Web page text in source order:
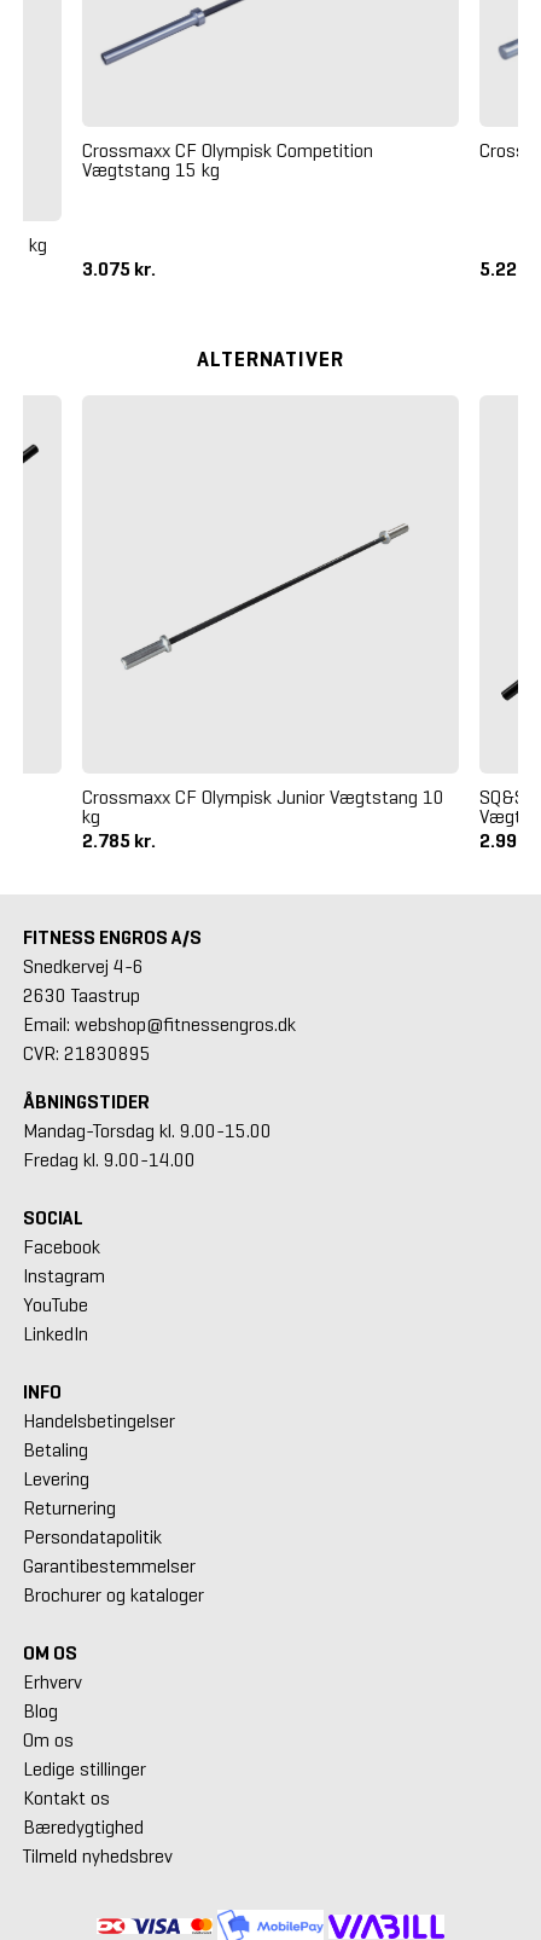
kg
Crossmaxx CF Olympisk Competition
Vægtstang 15 kg
3.075 kr. 5.225
ALTERNATIVER
Crossmaxx CF Olympisk Junior Vægtstang 10
kg
2.785 kr.
2.995
FITNESS ENGROS A/S
Snedkervej 4-6
2630 Taastrup
Email: webshop@fitnessengros.dk
CVR: 21830895
ÅBNINGSTIDER
Mandag-Torsdag kl. 9.00-15.00
Fredag kl. 9.00-14.00
SOCIAL
Facebook
Instagram
YouTube
LinkedIn
INFO
Handelsbetingelser
Betaling
Levering
Returnering
Persondatapolitik
Garantibestemmelser
Brochurer og kataloger
OM OS
Erhverv
Blog
Om os
Ledige stillinger
Kontakt os
Bæredygtighed
Tilmeld nyhedsbrev